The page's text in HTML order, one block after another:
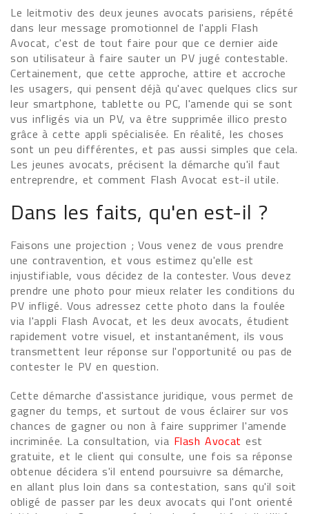
Le leitmotiv des deux jeunes avocats parisiens, répété
dans leur message promotionnel de l'appli Flash
Avocat, c'est de tout faire pour que ce dernier aide
son utilisateur à faire sauter un PV jugé contestable.
Certainement, que cette approche, attire et accroche
les usagers, qui pensent déjà qu'avec quelques clics sur
leur smartphone, tablette ou PC, l'amende qui se sont
vus infligés via un PV, va être supprimée illico presto
grâce à cette appli spécialisée. En réalité, les choses
sont un peu différentes, et pas aussi simples que cela.
Les jeunes avocats, précisent la démarche qu'il faut
entreprendre, et comment Flash Avocat est-il utile.
Dans les faits, qu'en est-il ?
Faisons une projection ; Vous venez de vous prendre
une contravention, et vous estimez qu'elle est
injustifiable, vous décidez de la contester. Vous devez
prendre une photo pour mieux relater les conditions du
PV infligé. Vous adressez cette photo dans la foulée
via l'appli Flash Avocat, et les deux avocats, étudient
rapidement votre visuel, et instantanément, ils vous
transmettent leur réponse sur l'opportunité ou pas de
contester le PV en question.
Cette démarche d'assistance juridique, vous permet de
gagner du temps, et surtout de vous éclairer sur vos
chances de gagner ou non à faire supprimer l'amende
incriminée. La consultation, via Flash Avocatest
gratuite, et le client qui consulte, une fois sa réponse
obtenue décidera s'il entend poursuivre sa démarche,
en allant plus loin dans sa contestation, sans qu'il soit
obligé de passer par les deux avocats qui l'ont orienté